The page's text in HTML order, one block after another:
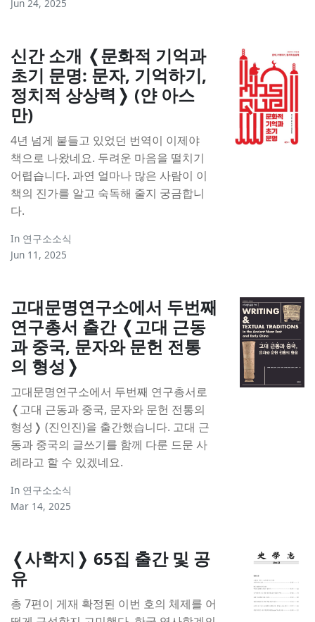
Jun 24, 2025
신간 소개 ❬문화적 기억과
초기 문명: 문자, 기억하기,
정치적 상상력❭ (얀 아스
만)
4년 넘게 붙들고 있었던 번역이 이제야
책으로 나왔네요. 두려운 마음을 떨치기
어렵습니다. 과연 얼마나 많은 사람이 이
책의 진가를 알고 숙독해 줄지 궁금합니
다.
In 연구소소식
Jun 11, 2025
고대문명연구소에서 두번째
연구총서 출간 ❬고대 근동
과 중국, 문자와 문헌 전통
의 형성❭
고대문명연구소에서 두번째 연구총서로
❬고대 근동과 중국, 문자와 문헌 전통의
형성❭ (진인진)을 출간했습니다. 고대 근
동과 중국의 글쓰기를 함께 다룬 드문 사
례라고 할 수 있겠네요.
In 연구소소식
Mar 14, 2025
❬사학지❭ 65집 출간 및 공
유
총 7편이 게재 확정된 이번 호의 체제를 어